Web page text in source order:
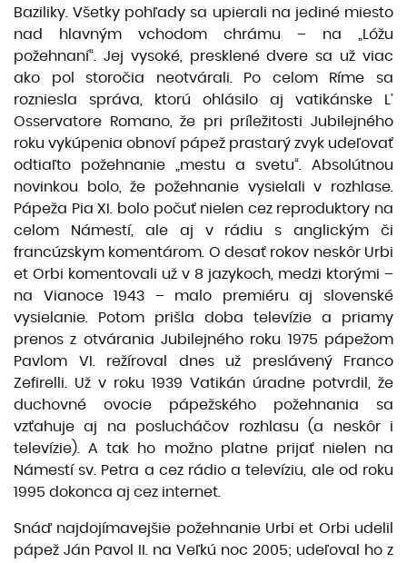
Baziliky. Všetky pohľady sa upierali na jediné miesto
nad hlavným vchodom chrámu – na „Lóžu
požehnaní“. Jej vysoké, presklené dvere sa už viac
ako pol storočia neotvárali. Po celom Ríme sa
rozniesla správa, ktorú ohlásilo aj vatikánske L’
Osservatore Romano, že pri príležitosti Ju­bilejného
roku vykúpenia obnoví pápež prastarý zvyk udeľovať
odtiaľto požehnanie „mestu a svetu“. Absolútnou
novinkou bolo, že požehnanie vysielali v rozhlase.
Pápeža Pia XI. bolo počuť nielen cez reproduktory na
celom Námestí, ale aj v rádiu s anglickým či
francúzskym komentárom. O desať rokov neskôr Urbi
et Orbi komentovali už v 8 jazykoch, medzi ktorými –
na Vianoce 1943 – malo premiéru aj slovenské
vysielanie. Potom prišla doba televízie a priamy
prenos z otvárania Jubilejného roku 1975 pápežom
Pavlom VI. režíroval dnes už preslávený Franco
Zefirelli. Už v roku 1939 Vatikán úradne potvrdil, že
duchovné ovocie pápežského požehnania sa
vzťahuje aj na poslucháčov rozhlasu (a neskôr i
televízie). A tak ho možno platne prijať nielen na
Námestí sv. Petra a cez rádio a televíziu, ale od roku
1995 dokonca aj cez internet.
Snáď najdojímavejšie požehnanie Urbi et Orbi udelil
pápež Ján Pavol II. na Veľkú noc 2005; udeľoval ho z